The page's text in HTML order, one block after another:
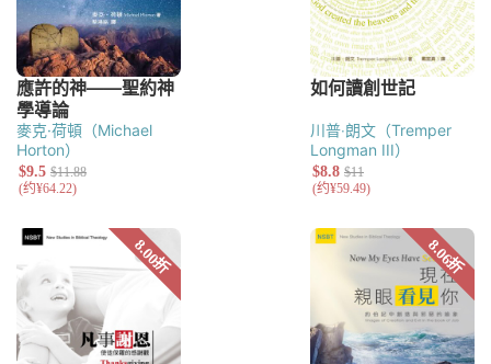
麥克·荷頓（Michael
Horton）
川普‧朗文（Tremper
Longman III）